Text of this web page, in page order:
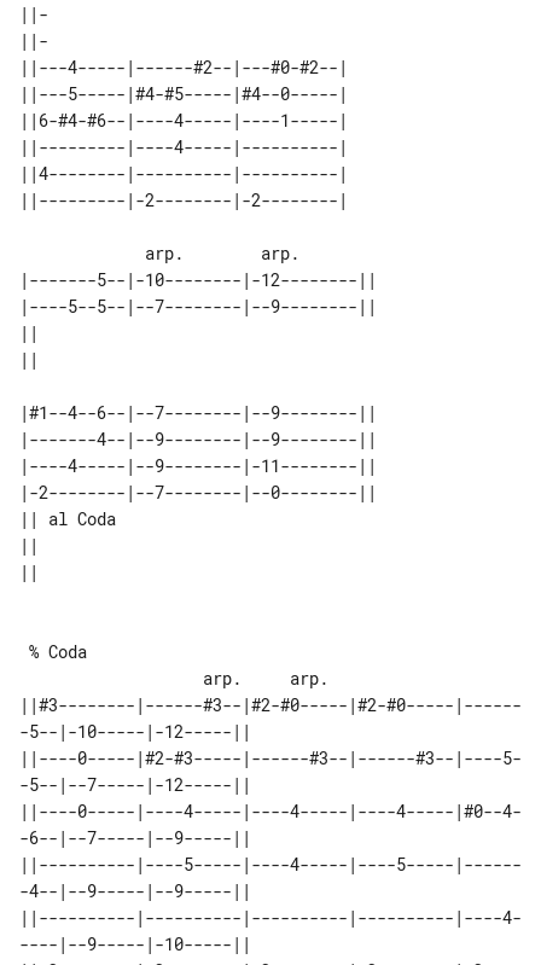
||-
||-
||---4-----|------#2--|---#0-#2--|
||---5-----|#4-#5-----|#4--0-----|
||6-#4-#6--|----4-----|----1-----|
||---------|----4-----|----------|
||4--------|----------|----------|
|-------5--|-10--------|-12--------||
|----5--5--|--7--------|--9--------||
||
|#1--4--6--|--7--------|--9--------||
|-------4--|--9--------|--9--------||
|----4-----|--9--------|-11--------||
|-2--------|--7--------|--0--------||
|| al Coda
||
||#3--------|------#3--|#2-#0-----|#2-#0-----|------
-5--|-10-----|-12-----||
||----0-----|#2-#3-----|------#3--|------#3--|----5-
-5--|--7-----|-12-----||
||----0-----|----4-----|----4-----|----4-----|#0--4-
-6--|--7-----|--9-----||
||----------|----5-----|----4-----|----5-----|------
-4--|--9-----|--9-----||
||----------|----------|----------|----------|----4-
----|--9-----|-10-----||